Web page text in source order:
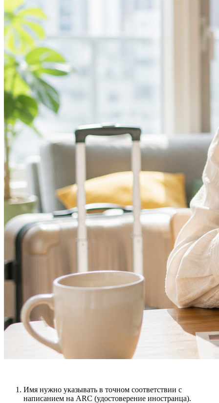
Имя нужно указывать в точном соответствии с
написанием на ARC (удостоверение иностранца).